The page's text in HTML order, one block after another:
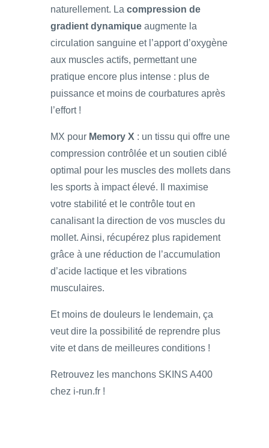
naturellement. La compression de
gradient dynamique augmente la
circulation sanguine et l’apport d’oxygène
aux muscles actifs, permettant une
pratique encore plus intense : plus de
puissance et moins de courbatures après
l’effort !
MX pour Memory X : un tissu qui offre une
compression contrôlée et un soutien ciblé
optimal pour les muscles des mollets dans
les sports à impact élevé. Il maximise
votre stabilité et le contrôle tout en
canalisant la direction de vos muscles du
mollet. Ainsi, récupérez plus rapidement
grâce à une réduction de l’accumulation
d’acide lactique et les vibrations
musculaires.
Et moins de douleurs le lendemain, ça
veut dire la possibilité de reprendre plus
vite et dans de meilleures conditions !
Retrouvez les manchons SKINS A400
chez i-run.fr !